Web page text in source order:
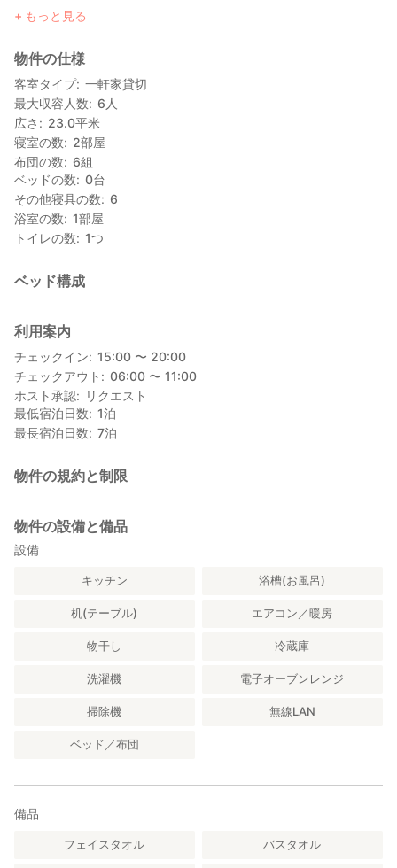
ソープ・ドライヤーなど
冷暖房・free wifi・掃除機・洗濯機など。
スーパーまで徒歩2分
観光地として有名な白良浜、白浜温泉まで車で約15分
＜アクセス＞
車では、阪和自動車道・紀勢自動車道にて、上富田I・Cより3分
JR紀勢本線・朝来駅から徒歩5分、熊野本宮行きのバス停(朝来)ま
で徒歩3分
南紀白浜空港からは、車で20分
＜ホストについて＞
応できます。
熊野古道・熊野本宮大社・白浜温泉・白良浜
もっと見る
物件の仕様
客室タイプ 一軒家貸切
最大収容人数
6 人
広さ
23.0平米
寝室の数
2部屋
布団の数
6組
ベッドの数
0台
その他寝具の数
6
浴室の数
1部屋
トイレの数
1つ
ベッド構成
利用案内
チェックイン
15:00 〜 20:00
チェックアウト
06:00 〜 11:00
ホスト承認
リクエスト
最低宿泊日数
1泊
最長宿泊日数
7泊
物件の規約と制限
物件の設備と備品
設備
キッチン 浴槽(お風呂)
机(テーブル) エアコン／暖房
物干し 冷蔵庫
洗濯機 電子オーブンレンジ
掃除機 無線LAN
ベッド／布団
備品
フェイスタオル バスタオル